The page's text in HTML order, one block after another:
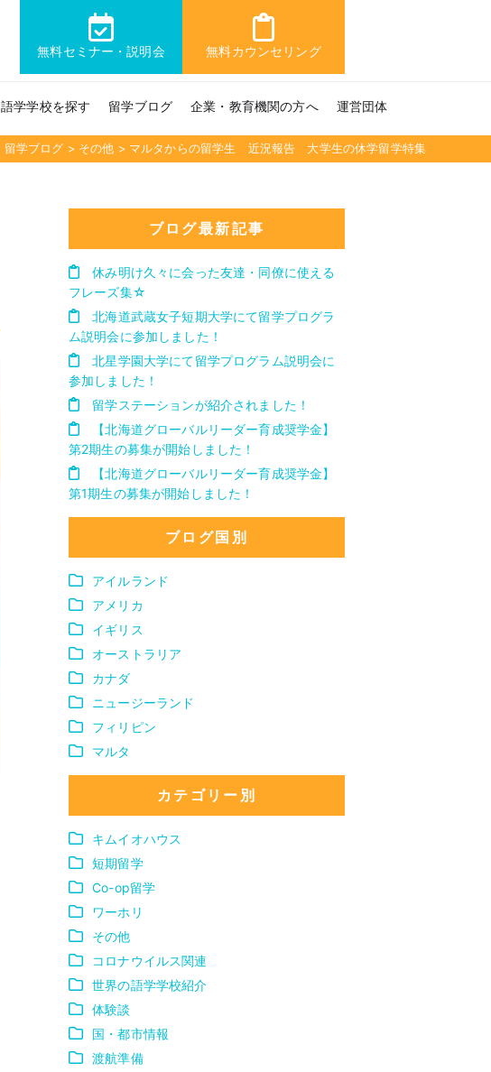
無料セミナー・説明会 無料カウンセリング
語学学校を探す 留学ブログ 企業・教育機関の方へ 運営団体
留学ブログ > その他 > マルタからの留学生 近況報告 大学生の休学留学特集
ブログ最新記事
休み明け久々に会った友達・同僚に使える
フレーズ集☆
北海道武蔵女子短期大学にて留学プログラ
ム説明会に参加しました！
北星学園大学にて留学プログラム説明会に
参加しました！
留学ステーションが紹介されました！
【北海道グローバルリーダー育成奨学金】
第2期生の募集が開始しました！
【北海道グローバルリーダー育成奨学金】
第1期生の募集が開始しました！
ブログ国別
アイルランド
アメリカ
イギリス
オーストラリア
カナダ
ニュージーランド
フィリピン
マルタ
カテゴリー別
キムイオハウス
短期留学
Co-op留学
ワーホリ
その他
コロナウイルス関連
世界の語学学校紹介
体験談
国・都市情報
渡航準備